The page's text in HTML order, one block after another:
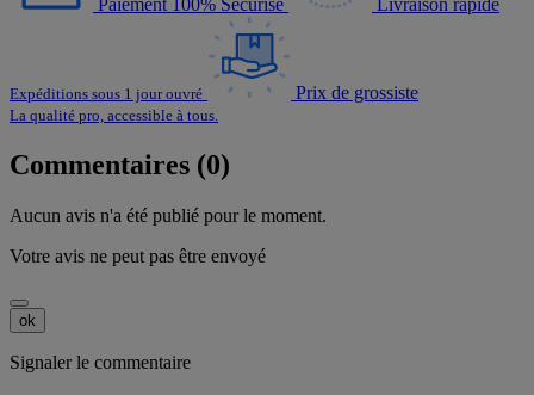
Paiement 100% Sécurisé Livraison rapide
Expéditions sous 1 jour ouvré Prix de grossiste
La qualité pro, accessible à tous.
Commentaires (0)
Aucun avis n'a été publié pour le moment.
Votre avis ne peut pas être envoyé
ok
Signaler le commentaire